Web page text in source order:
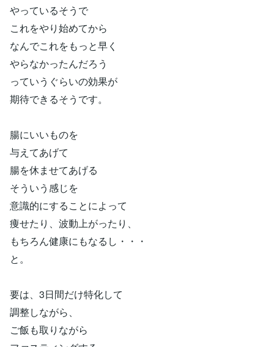
やっているそうで
これをやり始めてから
なんでこれをもっと早く
やらなかったんだろう
っていうぐらいの効果が
期待できるそうです。
腸にいいものを
与えてあげて
腸を休ませてあげる
そういう感じを
意識的にすることによって
痩せたり、波動上がったり、
もちろん健康にもなるし・・・
と。
要は、3日間だけ特化して
調整しながら、
ご飯も取りながら